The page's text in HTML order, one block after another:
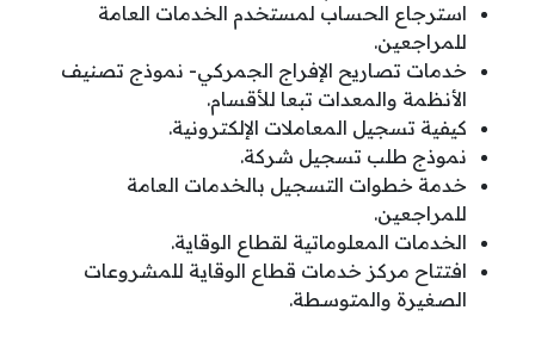
استرجاع الحساب لمستخدم الخدمات العامة
للمراجعين.
خدمات تصاريح الإفراج الجمركي- نموذج تصنيف
الأنظمة والمعدات تبعا للأقسام.
كيفية تسجيل المعاملات الإلكترونية.
نموذج طلب تسجيل شركة.
خدمة خطوات التسجيل بالخدمات العامة
للمراجعين.
الخدمات المعلوماتية لقطاع الوقاية.
افتتاح مركز خدمات قطاع الوقاية للمشروعات
الصغيرة والمتوسطة.